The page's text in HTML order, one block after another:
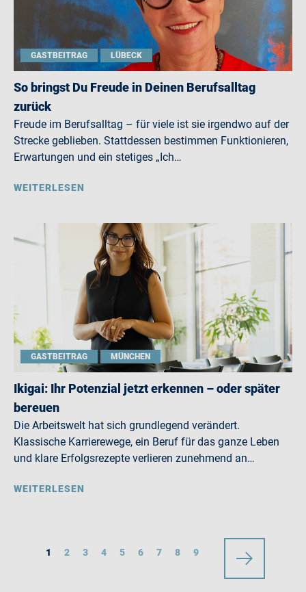
GASTBEITRAG LÜBECK
So bringst Du Freude in Deinen Berufsalltag
zurück
Freude im Berufsalltag – für viele ist sie irgendwo auf der
Strecke geblieben. Stattdessen bestimmen Funktionieren,
Erwartungen und ein stetiges „Ich…
WEITERLESEN
GASTBEITRAG MÜNCHEN
Ikigai: Ihr Potenzial jetzt erkennen – oder später
bereuen
Die Arbeitswelt hat sich grundlegend verändert.
Klassische Karrierewege, ein Beruf für das ganze Leben
und klare Erfolgsrezepte verlieren zunehmend an…
WEITERLESEN
1 2 3 4 5 6 7 8 9